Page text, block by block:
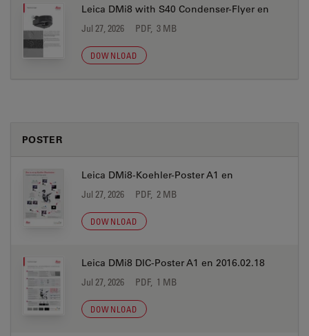
Leica DMi8 with S40 Condenser-Flyer en
Jul 27, 2026 PDF, 3 MB
DOWNLOAD
POSTER
Leica DMi8-Koehler-Poster A1 en
Jul 27, 2026 PDF, 2 MB
DOWNLOAD
Leica DMi8 DIC-Poster A1 en 2016.02.18
Jul 27, 2026 PDF, 1 MB
DOWNLOAD